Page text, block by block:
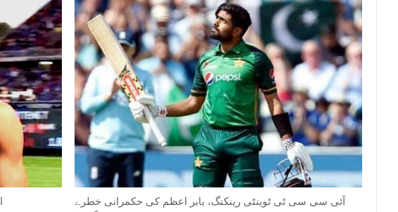
آئی سی سی ٹی ٹوینٹی رینکنگ، بابر اعظم کی حکمرانی خطرے